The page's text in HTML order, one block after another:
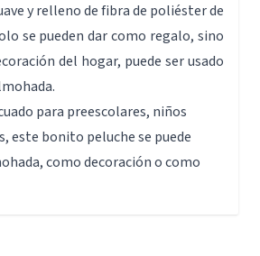
y relleno de fibra de poliéster de
se pueden dar como regalo, sino
del hogar, puede ser usado
para preescolares, niños
este bonito peluche se puede
como decoración o como